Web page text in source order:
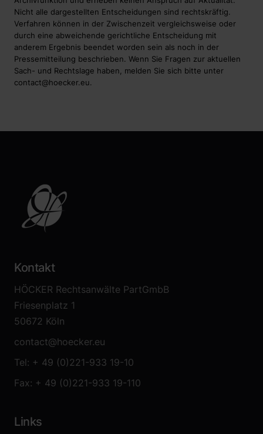
Nicht alle dargestellten Entscheidungen sind rechtskräftig.
Verfahren können in der Zwischenzeit vergleichsweise oder
durch eine abweichende gerichtliche Entscheidung mit
anderem Ergebnis beendet worden sein als noch in der
Pressemitteilung beschrieben. Wenn Sie Fragen zur aktuellen
Sach- und Rechtslage haben, melden Sie sich bitte unter
contact@hoecker.eu.
Kontakt
HÖCKER Rechtsanwälte PartGmbB
Friesenplatz 1
50672 Köln
contact@hoecker.eu
Tel: + 49 (0)221-933 19-10
Fax: + 49 (0)221-933 19-110
Links